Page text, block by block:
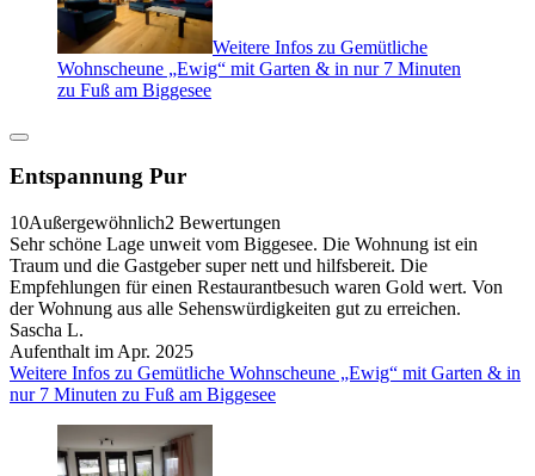
Weitere Infos zu Gemütliche
Wohnscheune „Ewig“ mit Garten & in nur 7 Minuten
zu Fuß am Biggesee
Entspannung Pur
10Außergewöhnlich2 Bewertungen
Sehr schöne Lage unweit vom Biggesee. Die Wohnung ist ein
Traum und die Gastgeber super nett und hilfsbereit. Die
Empfehlungen für einen Restaurantbesuch waren Gold wert. Von
der Wohnung aus alle Sehenswürdigkeiten gut zu erreichen.
Sascha L.
Aufenthalt im Apr. 2025
Weitere Infos zu Gemütliche Wohnscheune „Ewig“ mit Garten & in
nur 7 Minuten zu Fuß am Biggesee